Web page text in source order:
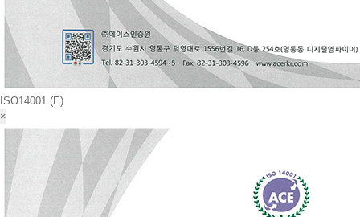
ISO14001 (Ε)
×